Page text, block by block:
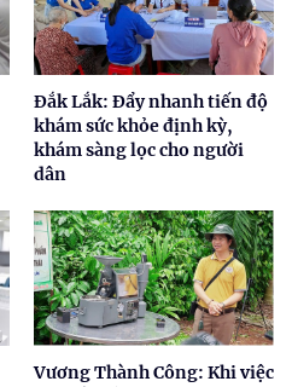
Đắk Lắk: Đẩy nhanh tiến độ
khám sức khỏe định kỳ,
khám sàng lọc cho người
dân
Vương Thành Công: Khi việc